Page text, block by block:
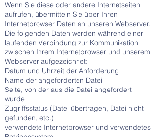
Wenn Sie diese oder andere Internetseiten
aufrufen, übermitteln Sie über Ihren
Internetbrowser Daten an unseren Webserver.
Die folgenden Daten werden während einer
laufenden Verbindung zur Kommunikation
zwischen Ihrem Internetbrowser und unserem
Webserver aufgezeichnet:
Datum und Uhrzeit der Anforderung
Name der angeforderten Datei
Seite, von der aus die Datei angefordert
wurde
Zugriffsstatus (Datei übertragen, Datei nicht
gefunden, etc.)
verwendete Internetbrowser und verwendetes